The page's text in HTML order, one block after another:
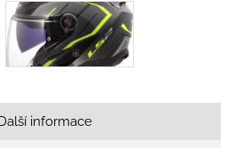
Další informace